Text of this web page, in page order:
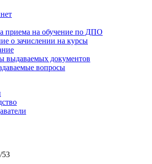
приема на обучение по ДПО
о зачислении на курсы
выдаваемых документов
вопросы
53